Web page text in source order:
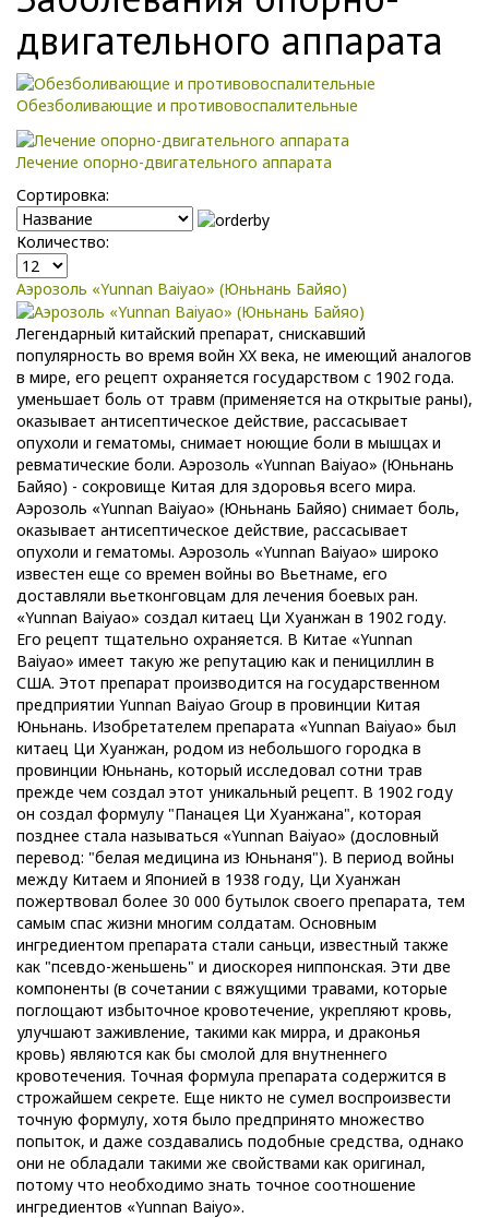
двигательного аппарата
Обезболивающие и противовоспалительные
Лечение опорно-двигательного аппарата
Сортировка:
Количество:
Аэрозоль «Yunnan Baiyao» (Юньнань Байяо)
Легендарный китайский препарат, снискавший
популярность во время войн XX века, не имеющий аналогов
в мире, его рецепт охраняется государством с 1902 года.
уменьшает боль от травм (применяется на открытые раны),
оказывает антисептическое действие, рассасывает
опухоли и гематомы, снимает ноющие боли в мышцах и
ревматические боли. Аэрозоль «Yunnan Baiyao» (Юньнань
Байяо) - сокровище Китая для здоровья всего мира.
Аэрозоль «Yunnan Baiyao» (Юньнань Байяо) снимает боль,
оказывает антисептическое действие, рассасывает
опухоли и гематомы. Аэрозоль «Yunnan Baiyao» широко
известен еще со времен войны во Вьетнаме, его
доставляли вьетконговцам для лечения боевых ран.
«Yunnan Baiyao» создал китаец Ци Хуанжан в 1902 году.
Его рецепт тщательно охраняется. В Китае «Yunnan
Baiyao» имеет такую же репутацию как и пенициллин в
США. Этот препарат производится на государственном
предприятии Yunnan Baiyao Group в провинции Китая
Юньнань. Изобретателем препарата «Yunnan Baiyao» был
китаец Ци Хуанжан, родом из небольшого городка в
провинции Юньнань, который исследовал сотни трав
прежде чем создал этот уникальный рецепт. В 1902 году
он создал формулу "Панацея Ци Хуанжана", которая
позднее стала называться «Yunnan Baiyao» (дословный
перевод: "белая медицина из Юньнаня"). В период войны
между Китаем и Японией в 1938 году, Ци Хуанжан
пожертвовал более 30 000 бутылок своего препарата, тем
самым спас жизни многим солдатам. Основным
ингредиентом препарата стали саньци, известный также
как "псевдо-женьшень" и диоскорея ниппонская. Эти две
компоненты (в сочетании с вяжущими травами, которые
поглощают избыточное кровотечение, укрепляют кровь,
улучшают заживление, такими как мирра, и драконья
кровь) являются как бы смолой для внутненнего
кровотечения. Точная формула препарата содержится в
строжайшем секрете. Еще никто не сумел воспроизвести
точную формулу, хотя было предпринято множество
попыток, и даже создавались подобные средства, однако
они не обладали такими же свойствами как оригинал,
потому что необходимо знать точное соотношение
ингредиентов «Yunnan Baiyo».